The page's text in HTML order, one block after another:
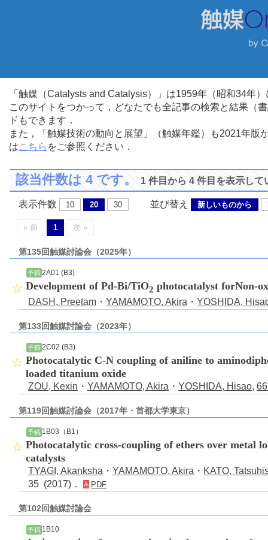
「触媒（Catalysts and Catalysis）」は1959年（昭和34年
このサイトをつかって，どなたでも全記事の検索と結果（
ドもできます．
また，「触媒技術の動向と展望」（触媒年鑑）も2021年
はこちら をご参照ください．
該当件数は 4 です。1 件目から 4 件目を表示して
表示件数 10 20 30 並び替え 新しいものから
« 前 1 次 »
第135回触媒討論会（2025年）
予稿 2A01 (B3)
Development of Pd-Bi/TiO2 photocatalyst forNon-
DASH, Preetam ・ YAMAMOTO, Akira ・ YOSHIDA,
第133回触媒討論会（2023年）
予稿 2C02 (B3)
Photocatalytic C-N coupling of aniline to
loaded titanium oxide
ZOU, Kexin ・ YAMAMOTO, Akira ・ YOSHIDA, Hisao,
第119回触媒討論会（2017年・首都大学東京）
予稿1B03（B1）
Photocatalytic cross-coupling of ethers over metal
catalysts
TYAGI, Akanksha ・ YAMAMOTO, Akira ・ KATO,
35 (2017)．
PDF
第102回触媒討論会
予稿1B10